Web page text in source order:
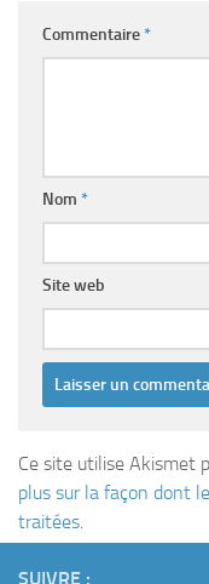
Commentaire*
Nom *
Site web
Ce site utilise Akismet
plus sur la façon dont
traitées.
SUIVRE :